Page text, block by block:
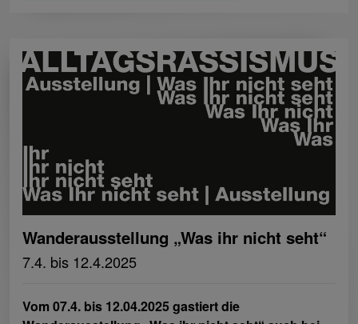
Wanderausstellung „Was ihr nicht seht“
7.4. bis 12.4.2025
Vom 07.4. bis 12.04.2025 gastiert die